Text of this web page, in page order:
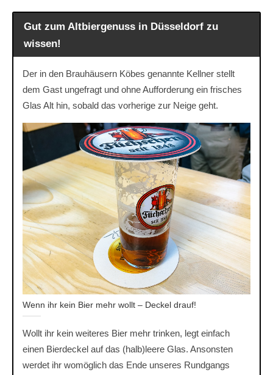
Gut zum Altbiergenuss in Düsseldorf zu
wissen!
Der in den Brauhäusern Köbes genannte Kellner stellt
dem Gast ungefragt und ohne Aufforderung ein frisches
Glas Alt hin, sobald das vorherige zur Neige geht.
Wenn ihr kein Bier mehr wollt – Deckel drauf!
Wollt ihr kein weiteres Bier mehr trinken, legt einfach
einen Bierdeckel auf das (halb)leere Glas. Ansonsten
werdet ihr womöglich das Ende unseres Rundgangs